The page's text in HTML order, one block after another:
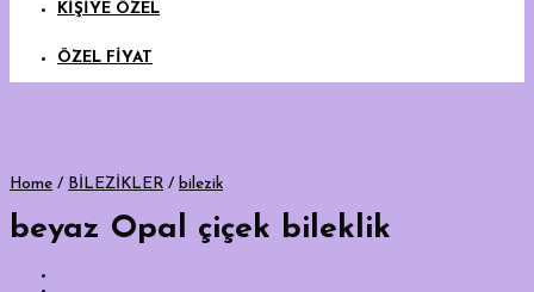
KİŞİYE ÖZEL
ÖZEL FİYAT
Home / BİLEZİKLER / bilezik
beyaz Opal çiçek bileklik